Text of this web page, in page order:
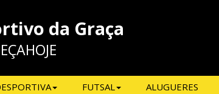
da Graça
FUTSAL ALUGUERES